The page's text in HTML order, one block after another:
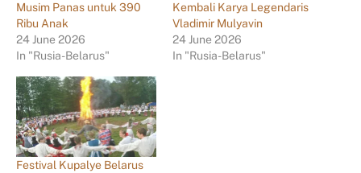
Musim Panas untuk 390
Ribu Anak
24 June 2026
In "Rusia-Belarus"
Kembali Karya Legendaris
Vladimir Mulyavin
24 June 2026
In "Rusia-Belarus"
Festival Kupalye Belarus